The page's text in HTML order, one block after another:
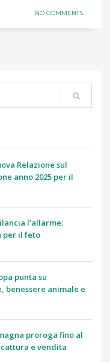
NO COMMENTS
Relazione sul
anno 2025 per il
l’allarme:
per il feto
punta su
benessere animale e
proroga fino al
cattura e vendita